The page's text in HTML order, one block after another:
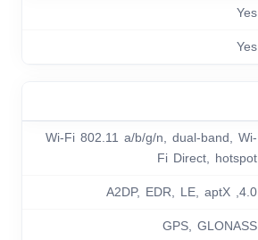
Yes
Yes
Wi-Fi 802.11 a/b/g/n, dual-band, Wi-
Fi Direct, hotspot
4.0, A2DP, EDR, LE, aptX
GPS, GLONASS